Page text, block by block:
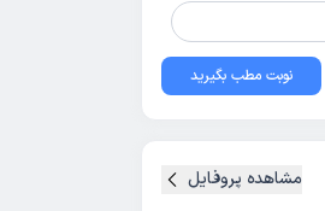
نوبت مطب بگیرید
مشاهده پروفایل